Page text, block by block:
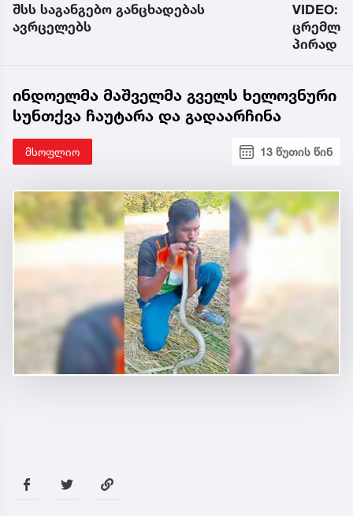
შსს საგანგებო განცხადებას
ავრცელებს
VIDEO:
პირად
ინდოელმა მაშველმა გველს ხელოვნური
სუნთქვა ჩაუტარა და გადაარჩინა
მსოფლიო 13 წუთის წინ